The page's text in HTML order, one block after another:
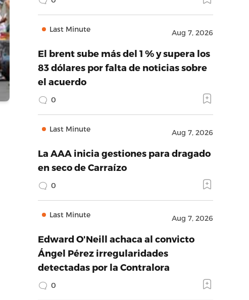
Last Minute Aug 7, 2026
El brent sube más del 1 % y supera los
83 dólares por falta de noticias sobre
el acuerdo
0
Last Minute Aug 7, 2026
La AAA inicia gestiones para dragado
en seco de Carraízo
0
Last Minute Aug 7, 2026
Edward O'Neill achaca al convicto
Ángel Pérez irregularidades
detectadas por la Contralora
0